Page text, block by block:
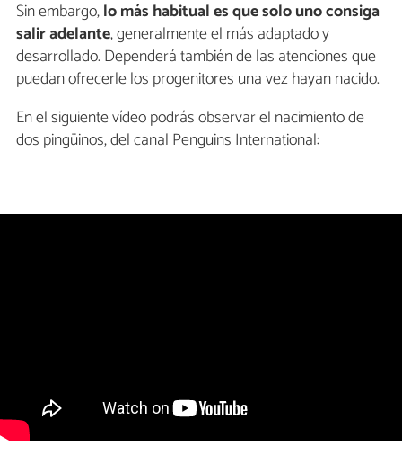
Sin embargo,lo más habitual es que solo uno consiga
salir adelante, generalmente el más adaptado y
desarrollado. Dependerá también de las atenciones que
puedan ofrecerle los progenitores una vez hayan nacido.
En el siguiente vídeo podrás observar el nacimiento de
dos pingüinos, del canal Penguins International: